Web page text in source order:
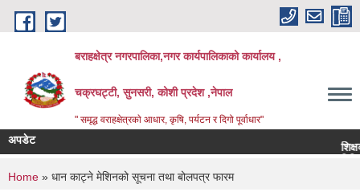
Skip to main content
बराहक्षेत्र नगरपालिका,नगर कार्यपालिकाको कार्यालय ,
चक्रघट्टी, सुनसरी, कोशी प्रदेश ,नेपाल
" समृद्ध वराहक्षेत्रकाे आधार, कृषि, पर्यटन र दिगो पूर्वाधार"
अपडेट
शिक्षक
You are here
Home » धान काट्ने मेशिनको सूचना तथा बोलपत्र फारम